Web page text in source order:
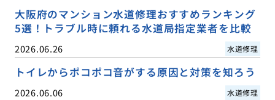
大阪府のマンション水道修理おすすめランキング
5選！トラブル時に頼れる水道局指定業者を比較
2026.06.26 水道修理
トイレからポコポコ音がする原因と対策を知ろう
2026.06.06 水道修理